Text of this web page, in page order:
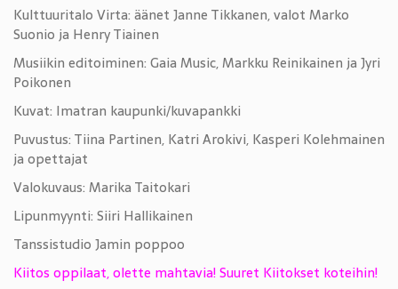
Kulttuuritalo Virta: äänet Janne Tikkanen, valot Marko
Suonio ja Henry Tiainen
Musiikin editoiminen: Gaia Music, Markku Reinikainen ja Jyri
Poikonen
Kuvat: Imatran kaupunki/kuvapankki
Puvustus: Tiina Partinen, Katri Arokivi, Kasperi Kolehmainen
ja opettajat
Valokuvaus: Marika Taitokari
Lipunmyynti: Siiri Hallikainen
Tanssistudio Jamin poppoo
Kiitos oppilaat, olette mahtavia! Suuret Kiitokset koteihin!